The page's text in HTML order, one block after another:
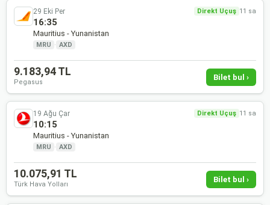
29 Eki Per Direkt Uçuş 11 sa
16:35
Mauritius - Yunanistan
MRU · AXD
9.183,94 TL
Pegasus
Bilet bul ›
19 Ağu Çar Direkt Uçuş 11 sa
10:15
Mauritius - Yunanistan
MRU · AXD
10.075,91 TL
Türk Hava Yolları
Bilet bul ›